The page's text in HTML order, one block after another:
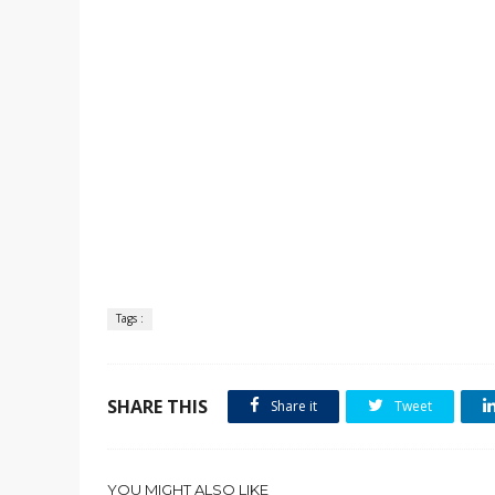
Tags :
SHARE THIS Share it Tweet
YOU MIGHT ALSO LIKE